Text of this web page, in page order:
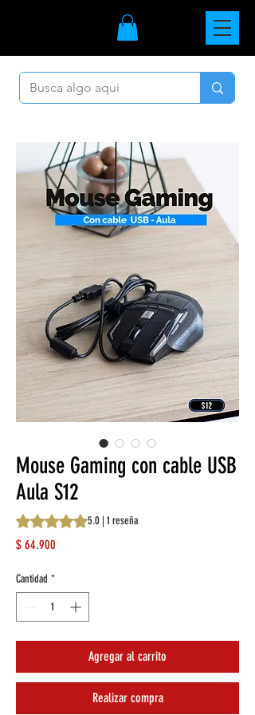
Mouse Gaming con cable USB
Aula S12
Según 1 reseña, la calificación es de 5.0
5.0 | 1 reseña
$ 64.900
Cantidad *
Agregar al carrito
Realizar compra